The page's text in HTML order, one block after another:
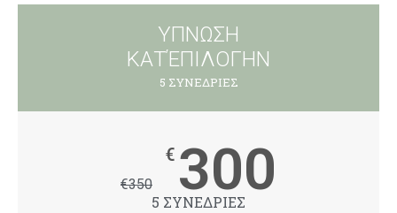
ΥΠΝΩΣΗ
ΚΑΤΈΠΙΛΟΓΗΝ
5 ΣΥΝΕΔΡΙΕΣ
€350
€ 300
5 ΣΥΝΕΔΡΙΕΣ